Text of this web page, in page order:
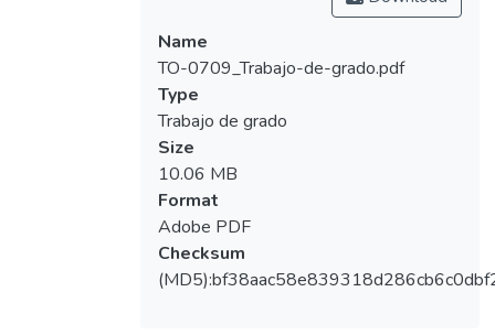
Name
TO-0709_Trabajo-de-grado.pdf
Type
Trabajo de grado
Size
10.06 MB
Format
Adobe PDF
Checksum